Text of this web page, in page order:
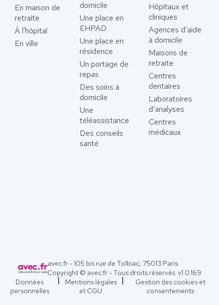
En maison de
retraite
À l'hôpital
En ville
domicile
Une place en
EHPAD
Une place en
résidence
Un portage de
repas
Des soins à
domicile
Une
téléassistance
Des conseils
santé
Hôpitaux et
cliniques
Agences d’aide
à domicile
Maisons de
retraite
Centres
dentaires
Laboratoires
d’analyses
Centres
médicaux
avec.fr - 105 bis rue de Tolbiac, 75013 Paris
Copyright © avec.fr - Tous droits réservés. v1.0.169
Données
personnelles
Mentions légales
et CGU
Gestion des cookies et
consentements